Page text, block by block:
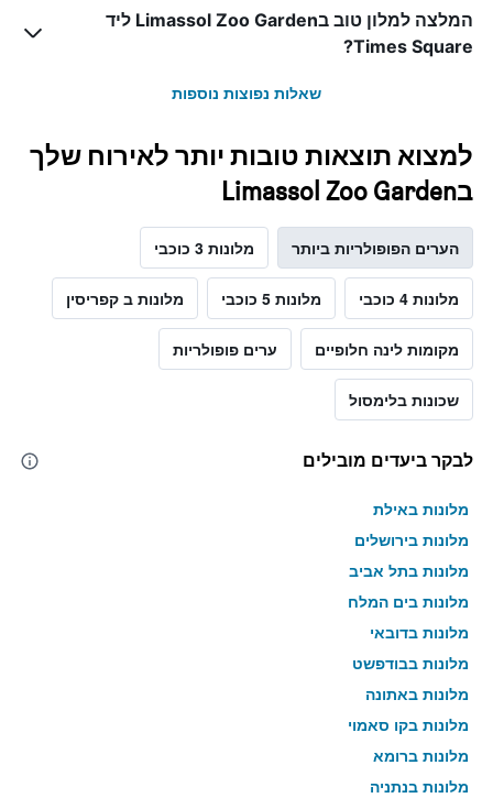
המלצה למלון טוב בLimassol Zoo Garden ליד
Times Square?
שאלות נפוצות נוספות
למצוא תוצאות טובות יותר לאירוח שלך
בLimassol Zoo Garden
הערים הפופולריות ביותר מלונות 3 כוכבי
מלונות 4 כוכבי מלונות 5 כוכבי מלונות ב קפריסין
מקומות לינה חלופיים ערים פופולריות
שכונות בלימסול
לבקר ביעדים מובילים
מלונות באילת
מלונות בירושלים
מלונות בתל אביב
מלונות בים המלח
מלונות בדובאי
מלונות בבודפשט
מלונות באתונה
מלונות בקו סאמוי
מלונות ברומא
מלונות בנתניה